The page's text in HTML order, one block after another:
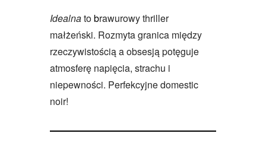
Idealnatobrawurowy thriller
małżeński. Rozmyta granica między
rzeczywistością a obsesją potęguje
atmosferę napięcia, strachu i
niepewności. Perfekcyjne domestic
noir!